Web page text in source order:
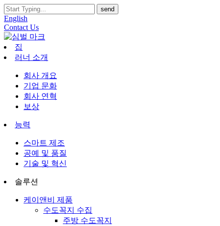
English
Contact Us
집
러너 소개
회사 개요
기업 문화
회사 연혁
보상
능력
스마트 제조
공예 및 품질
기술 및 혁신
솔루션
케이앤비 제품
수도꼭지 수집
주방 수도꼭지